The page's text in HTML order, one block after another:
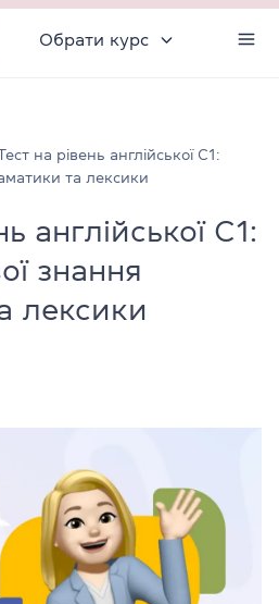
Обрати курс
на рівень англійської С1:
та лексики
англійської С1:
знання
лексики